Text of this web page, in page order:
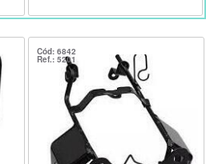
Cód: 6842
Ref.: 5201